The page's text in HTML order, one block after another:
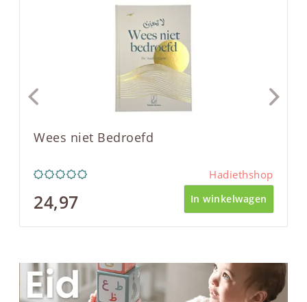
Wees niet Bedroefd
Hadiethshop
24,97 In winkelwagen